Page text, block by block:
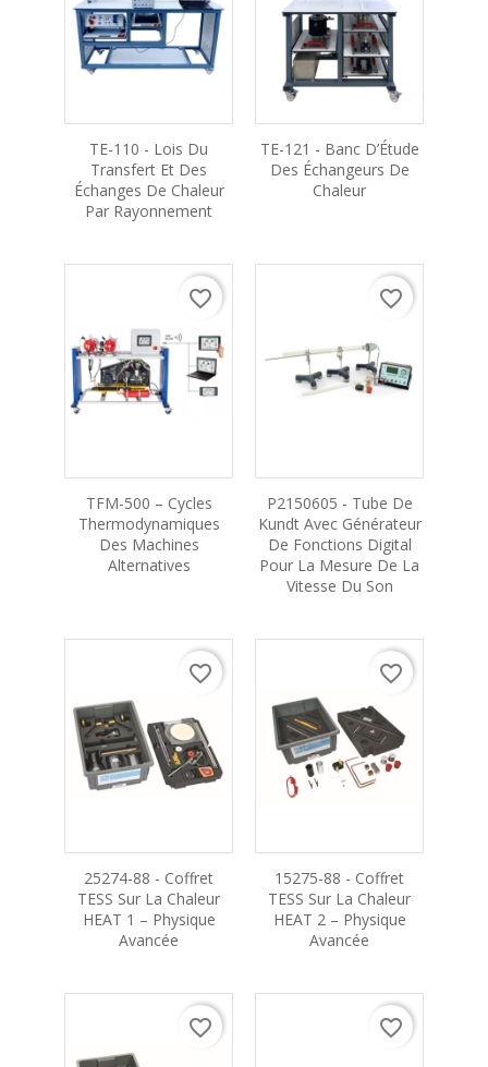
TE-110 - Lois Du
Transfert Et Des
Échanges De Chaleur
Par Rayonnement
TE-121 - Banc D’Étude
Des Échangeurs De
Chaleur
TFM-500 – Cycles
Thermodynamiques
Des Machines
Alternatives
favorite_border
P2150605 - Tube De
Kundt Avec Générateur
De Fonctions Digital
Pour La Mesure De La
Vitesse Du Son
favorite_border
25274-88 - Coffret
TESS Sur La Chaleur
HEAT 1 – Physique
Avancée
favorite_border
15275-88 - Coffret
TESS Sur La Chaleur
HEAT 2 – Physique
Avancée
favorite_border
favorite_border favorite_border